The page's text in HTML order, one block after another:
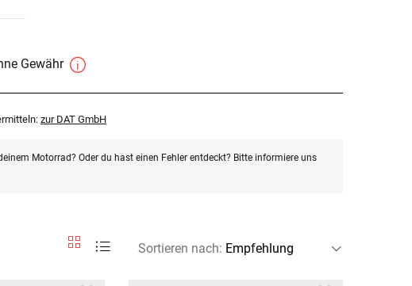
Gewähr
zur DAT GmbH
Motorrad? Oder du hast einen Fehler entdeckt? Bitte informiere uns
Sortieren nach: